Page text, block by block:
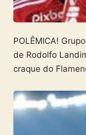
POLÊMICA!
de Rodolfo
craque do